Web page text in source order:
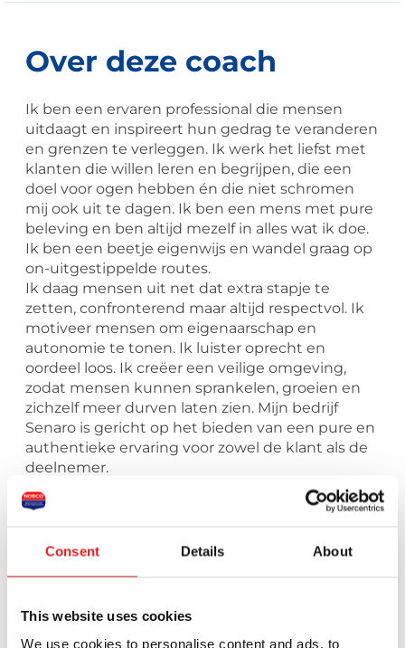
Consent Details About
This website uses cookies
We use cookies to personalise content and ads, to
Over deze coach
Ik ben een ervaren professional die mensen
uitdaagt en inspireert hun gedrag te veranderen
en grenzen te verleggen. Ik werk het liefst met
klanten die willen leren en begrijpen, die een
doel voor ogen hebben én die niet schromen
mij ook uit te dagen. Ik ben een mens met pure
beleving en ben altijd mezelf in alles wat ik doe.
Ik ben een beetje eigenwijs en wandel graag op
on-uitgestippelde routes.
Ik daag mensen uit net dat extra stapje te
zetten, confronterend maar altijd respectvol. Ik
motiveer mensen om eigenaarschap en
autonomie te tonen. Ik luister oprecht en
oordeel loos. Ik creëer een veilige omgeving,
zodat mensen kunnen sprankelen, groeien en
zichzelf meer durven laten zien. Mijn bedrijf
Senaro is gericht op het bieden van een pure en
authentieke ervaring voor zowel de klant als de
deelnemer.